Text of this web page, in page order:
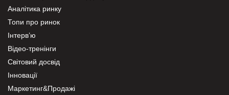
Аналітика ринку
Топи про ринок
Інтерв’ю
Відео-тренінги
Світовий досвід
Інновації
Маркетинг&Продажі